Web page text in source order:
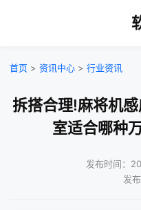
首页 > 资讯中心 > 行业资讯
拆搭合理!麻将机
室适合哪种
发布时间：
发